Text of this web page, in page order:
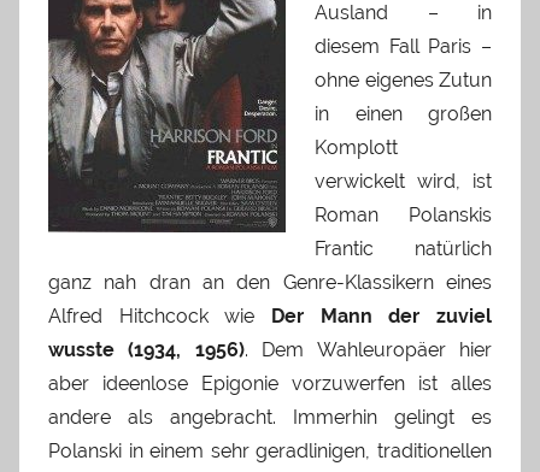
Ausland – in
diesem Fall Paris –
ohne eigenes Zutun
in einen großen
Komplott
verwickelt wird, ist
Roman Polanskis
Frantic natürlich
ganz nah dran an den Genre-Klassikern eines
Alfred Hitchcock wie Der Mann der zuviel
wusste (1934, 1956). Dem Wahleuropäer hier
aber ideenlose Epigonie vorzuwerfen ist alles
andere als angebracht. Immerhin gelingt es
Polanski in einem sehr geradlinigen, traditionellen